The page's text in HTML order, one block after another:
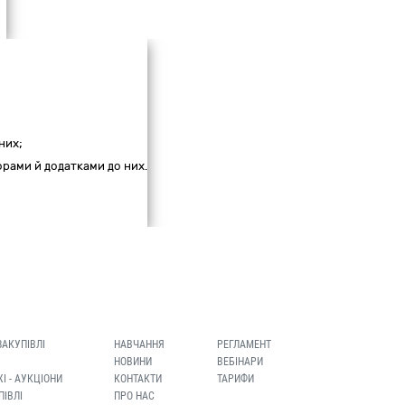
й додатками до них.
- АУКЦІОНИ
НАВЧАННЯ
НОВИНИ
КОНТАКТИ
ПРО НАС
РЕГЛАМЕНТ
ВЕБІНАРИ
ТАРИФИ